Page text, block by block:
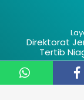
Direktorat
Tertib